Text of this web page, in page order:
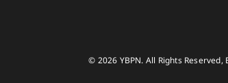
© 2026 YBPN. All Rights Reserved,